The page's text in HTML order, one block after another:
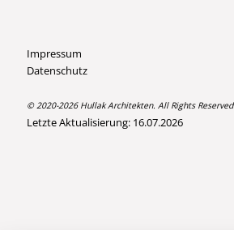
Impressum
Datenschutz
© 2020-2026 Hullak Architekten. All Rights Reserved
Letzte Aktualisierung: 16.07.2026